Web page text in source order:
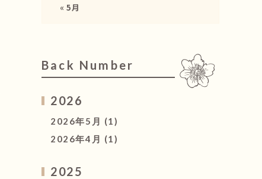
« 5月
Back Number
2026
2026年5月 (1)
2026年4月 (1)
2025